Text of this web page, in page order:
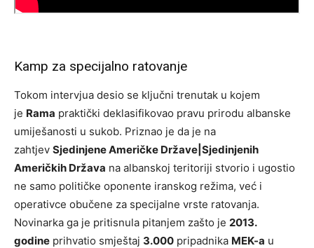
Kamp za specijalno ratovanje
Tokom intervjua desio se ključni trenutak u kojem
je Rama praktički deklasifikovao pravu prirodu albanske
umiješanosti u sukob. Priznao je da je na
zahtjev Sjedinjene Američke Države|Sjedinjenih
Američkih Država na albanskoj teritoriji stvorio i ugostio
ne samo političke oponente iranskog režima, već i
operativce obučene za specijalne vrste ratovanja.
Novinarka ga je pritisnula pitanjem zašto je 2013.
godine prihvatio smještaj 3.000 pripadnika MEK-a u